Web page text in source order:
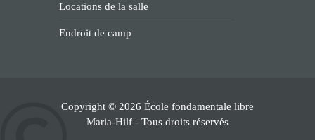
Locations de la salle
Endroit de camp
Copyright © 2026 École fondamentale libre
Maria-Hilf - Tous droits réservés